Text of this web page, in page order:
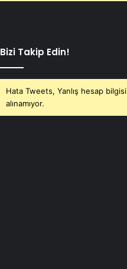
Bizi Takip Edin!
Hata Tweets, Yanlış hesap bilgisi
alınamıyor.